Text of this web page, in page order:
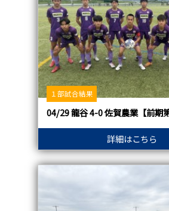
１部試合結果
04/29 龍谷 4-0 佐賀農業【前期
詳細はこちら